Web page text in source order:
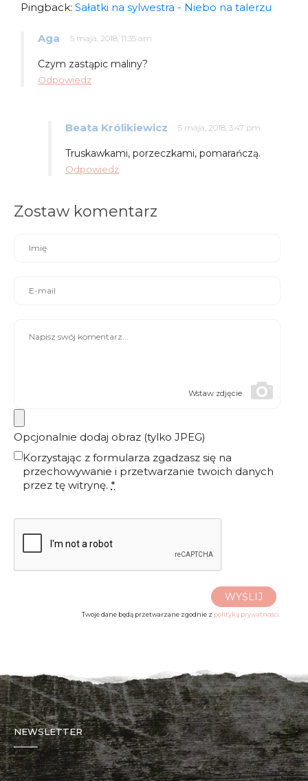
Pingback: Sałatki na sylwestra - Niebo na talerzu
Aga 5 maja, 2018, 11:35 am
Czym zastąpic maliny?
Odpowiedz
Beata Królikiewicz 5 maja, 2018, 3:47 pm
Truskawkami, porzeczkami, pomarańczą.
Odpowiedz
Zostaw komentarz
Wstaw zdjęcie
Opcjonalnie dodaj obraz (tylko JPEG)
Korzystając z formularza zgadzasz się na
przechowywanie i przetwarzanie twoich danych
przez tę witrynę. *
WYŚLIJ
Twoje dane będą przetwarzane zgodnie z polityką prywatności.
NEWSLETTER